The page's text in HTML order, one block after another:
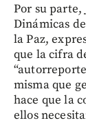
Por su parte,
Dinámicas
la Paz,
que la cifra
misma que
hace que la
ellos